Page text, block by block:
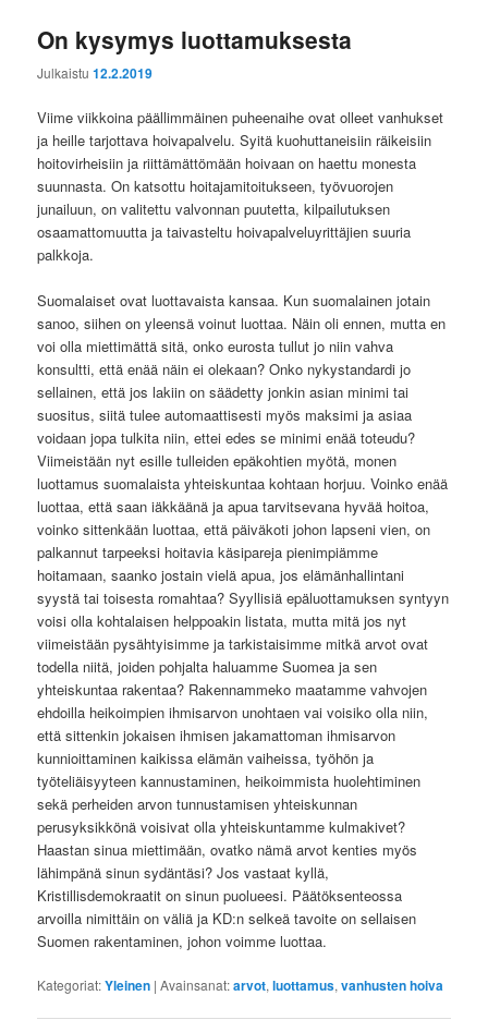
On kysymys luottamuksesta
Julkaistu12.2.2019
Viime viikkoina päällimmäinen puheenaihe ovat olleet vanhukset
ja heille tarjottava hoivapalvelu. Syitä kuohuttaneisiin räikeisiin
hoitovirheisiin ja riittämättömään hoivaan on haettu monesta
suunnasta. On katsottu hoitajamitoitukseen, työvuorojen
junailuun, on valitettu valvonnan puutetta, kilpailutuksen
osaamattomuutta ja taivasteltu hoivapalveluyrittäjien suuria
palkkoja.
Suomalaiset ovat luottavaista kansaa. Kun suomalainen jotain
sanoo, siihen on yleensä voinut luottaa. Näin oli ennen, mutta en
voi olla miettimättä sitä, onko eurosta tullut jo niin vahva
konsultti, että enää näin ei olekaan? Onko nykystandardi jo
sellainen, että jos lakiin on säädetty jonkin asian minimi tai
suositus, siitä tulee automaattisesti myös maksimi ja asiaa
voidaan jopa tulkita niin, ettei edes se minimi enää toteudu?
Viimeistään nyt esille tulleiden epäkohtien myötä, monen
luottamus suomalaista yhteiskuntaa kohtaan horjuu. Voinko enää
luottaa, että saan iäkkäänä ja apua tarvitsevana hyvää hoitoa,
voinko sittenkään luottaa, että päiväkoti johon lapseni vien, on
palkannut tarpeeksi hoitavia käsipareja pienimpiämme
hoitamaan, saanko jostain vielä apua, jos elämänhallintani
syystä tai toisesta romahtaa? Syyllisiä epäluottamuksen syntyyn
voisi olla kohtalaisen helppoakin listata, mutta mitä jos nyt
viimeistään pysähtyisimme ja tarkistaisimme mitkä arvot ovat
todella niitä, joiden pohjalta haluamme Suomea ja sen
yhteiskuntaa rakentaa? Rakennammeko maatamme vahvojen
ehdoilla heikoimpien ihmisarvon unohtaen vai voisiko olla niin,
että sittenkin jokaisen ihmisen jakamattoman ihmisarvon
kunnioittaminen kaikissa elämän vaiheissa, työhön ja
työteliäisyyteen kannustaminen, heikoimmista huolehtiminen
sekä perheiden arvon tunnustamisen yhteiskunnan
perusyksikkönä voisivat olla yhteiskuntamme kulmakivet?
Haastan sinua miettimään, ovatko nämä arvot kenties myös
lähimpänä sinun sydäntäsi? Jos vastaat kyllä,
Kristillisdemokraatit on sinun puolueesi. Päätöksenteossa
arvoilla nimittäin on väliä ja KD:n selkeä tavoite on sellaisen
Suomen rakentaminen, johon voimme luottaa.
Kategoriat:Yleinen |Avainsanat:arvot,luottamus,vanhusten hoiva